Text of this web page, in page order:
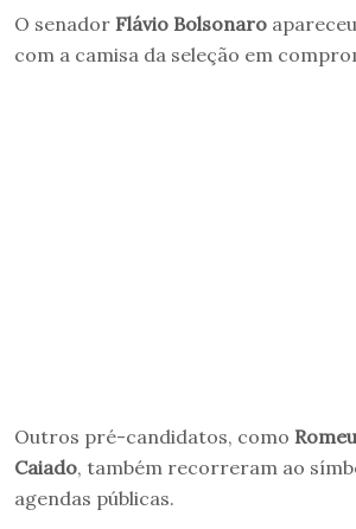
O senador Flávio Bolsonaro
com a camisa da seleção em
Outros pré-candidatos, como
Caiado, também recorreram ao
agendas públicas.